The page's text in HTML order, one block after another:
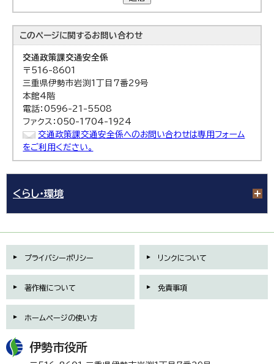
このページに関するお問い合わせ
交通政策課交通安全係
〒516-8601
三重県伊勢市岩渕1丁目7番29号
本館4階
電話：0596-21-5508
ファクス：050-1704-1924
交通政策課交通安全係へのお問い合わせは専用フォーム
をご利用ください。
くらし・環境
プライバシーポリシー リンクについて
著作権について 免責事項
ホームページの使い方
伊勢市役所